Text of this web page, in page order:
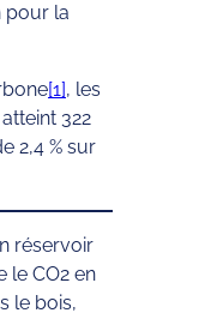
pour la
[1], les
322
2,4 % sur
réservoir
le CO2 en
le bois,